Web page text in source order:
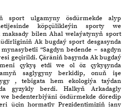
sport ulgamyny ösdürmekde alyp
köpçülikleýin sporty we
bilen Ahal welaýatynyň sport
Ak bugdaý sport desgasynda
“Sagdyn bedende – sagdyn
geçirildi. Çäräniň başynda Ak bugdaý
çykyş etdi we ol öz çykyşynda
saglygyny berkidip, onuň işe
, tebigata hem ekologiýa taýdan
gyzykly berdi. Halkyň Arkadagly
bedenterbiýäni ösdürmekde döredip
üçin hormatly Prezidentimiziň jany